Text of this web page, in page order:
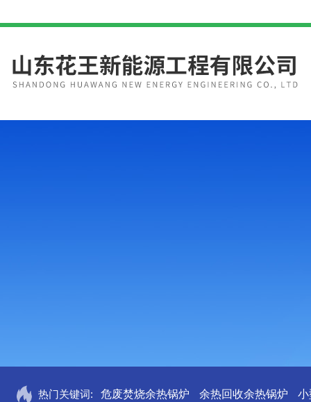
热门关键词: 危废焚烧余热锅炉 余热回收余热锅炉 小